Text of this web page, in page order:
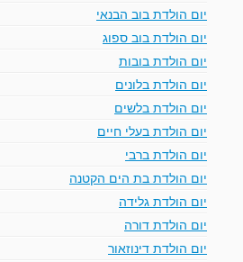
יום הולדת בוב הבנאי
יום הולדת בוב ספוג
יום הולדת בובות
יום הולדת בלונים
יום הולדת בלשים
יום הולדת בעלי חיים
יום הולדת ברבי
יום הולדת בת הים הקטנה
יום הולדת גלידה
יום הולדת דורה
יום הולדת דינוזאור